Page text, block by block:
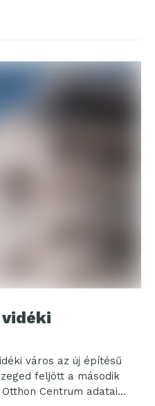
A...
vidéki
város az új építésű
feljött a második
Centrum adatai...